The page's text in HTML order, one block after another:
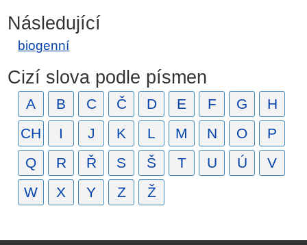
Následující
biogenní
Cizí slova podle písmen
A B C Č D E F G
H
CH
I J K L M N O
P
Q
R Ř S Š T U Ú
V
W
X Y Z Ž